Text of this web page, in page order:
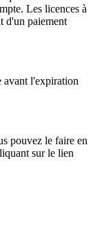
Les licences à
d'un paiement
avant l'expiration
pouvez le faire en
sur le lien